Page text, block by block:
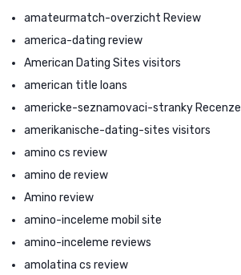
amateurmatch-overzicht Review
america-dating review
American Dating Sites visitors
american title loans
americke-seznamovaci-stranky Recenze
amerikanische-dating-sites visitors
amino cs review
amino de review
Amino review
amino-inceleme mobil site
amino-inceleme reviews
amolatina cs review